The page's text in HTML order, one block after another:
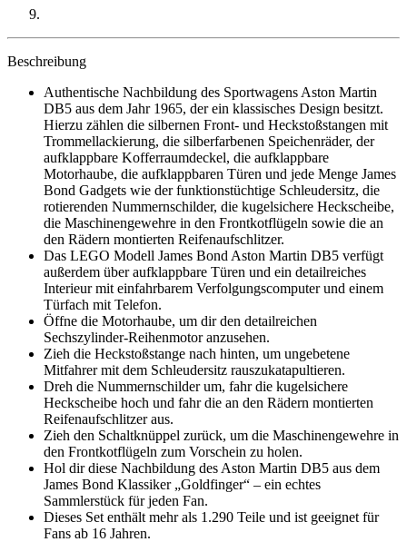
Beschreibung
Authentische Nachbildung des Sportwagens Aston Martin
DB5 aus dem Jahr 1965, der ein klassisches Design besitzt.
Hierzu zählen die silbernen Front- und Heckstoßstangen mit
Trommellackierung, die silberfarbenen Speichenräder, der
aufklappbare Kofferraumdeckel, die aufklappbare
Motorhaube, die aufklappbaren Türen und jede Menge James
Bond Gadgets wie der funktionstüchtige Schleudersitz, die
rotierenden Nummernschilder, die kugelsichere Heckscheibe,
die Maschinengewehre in den Frontkotflügeln sowie die an
den Rädern montierten Reifenaufschlitzer.
Das LEGO Modell James Bond Aston Martin DB5 verfügt
außerdem über aufklappbare Türen und ein detailreiches
Interieur mit einfahrbarem Verfolgungscomputer und einem
Türfach mit Telefon.
Öffne die Motorhaube, um dir den detailreichen
Sechszylinder-Reihenmotor anzusehen.
Zieh die Heckstoßstange nach hinten, um ungebetene
Mitfahrer mit dem Schleudersitz rauszukatapultieren.
Dreh die Nummernschilder um, fahr die kugelsichere
Heckscheibe hoch und fahr die an den Rädern montierten
Reifenaufschlitzer aus.
Zieh den Schaltknüppel zurück, um die Maschinengewehre in
den Frontkotflügeln zum Vorschein zu holen.
Hol dir diese Nachbildung des Aston Martin DB5 aus dem
James Bond Klassiker „Goldfinger“ – ein echtes
Sammlerstück für jeden Fan.
Dieses Set enthält mehr als 1.290 Teile und ist geeignet für
Fans ab 16 Jahren.